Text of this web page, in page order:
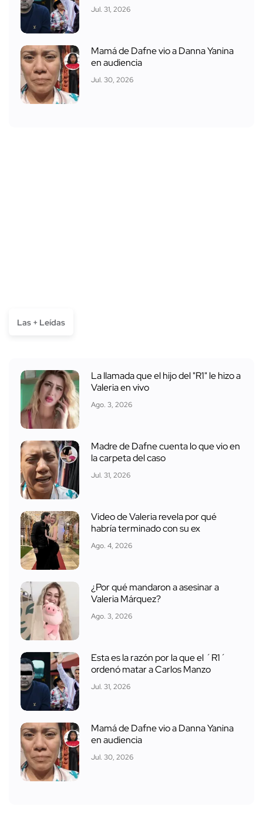
Jul. 31, 2026
Mamá de Dafne vio a Danna Yanina
en audiencia
Jul. 30, 2026
Las + Leídas
La llamada que el hijo del "R1" le hizo a
Valeria en vivo
Ago. 3, 2026
Madre de Dafne cuenta lo que vio en
la carpeta del caso
Jul. 31, 2026
Video de Valeria revela por qué
habría terminado con su ex
Ago. 4, 2026
¿Por qué mandaron a asesinar a
Valeria Márquez?
Ago. 3, 2026
Esta es la razón por la que el ´R1´
ordenó matar a Carlos Manzo
Jul. 31, 2026
Mamá de Dafne vio a Danna Yanina
en audiencia
Jul. 30, 2026